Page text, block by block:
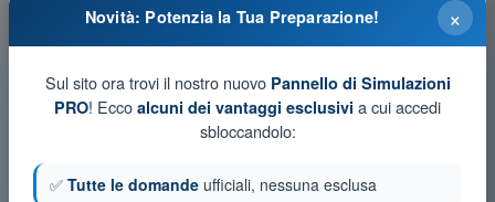
Con aeromobile fermo al parcheggio si può ottenere
l'Altitudine:
risposte
Cosa s'intende per pista critica?
4
×
Novità: Potenzia la Tua Preparazione!
Sul sito ora trovi il nostro nuovo Pannello di Simulazioni
PRO! Ecco alcuni dei vantaggi esclusivi a cui accedi
sbloccandolo:
✅ Tutte le domande ufficiali, nessuna esclusa